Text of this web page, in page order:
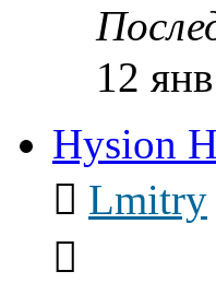
12
Hysion
Lmitry